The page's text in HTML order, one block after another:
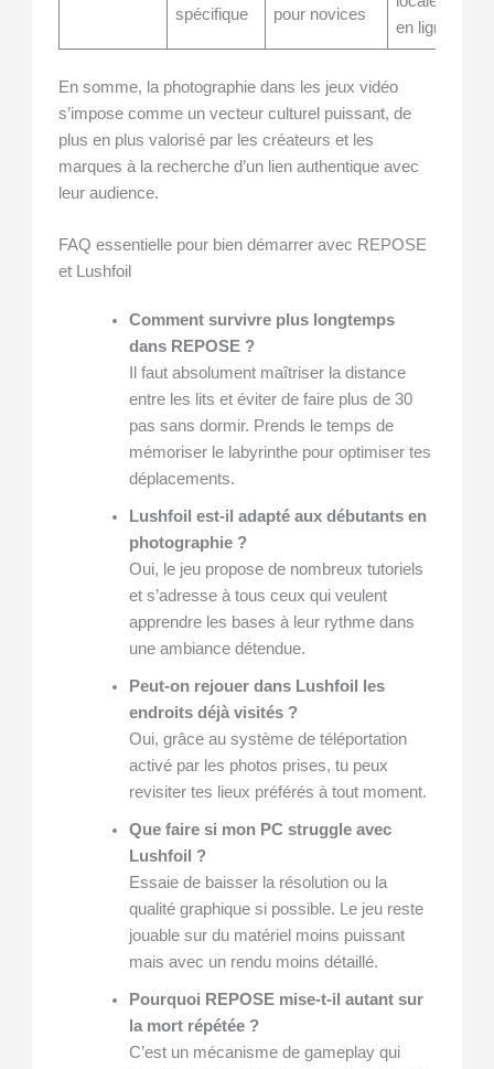
spécifique
pour novices
en ligne
En somme, la photographie dans les jeux vidéo
s’impose comme un vecteur culturel puissant, de
plus en plus valorisé par les créateurs et les
marques à la recherche d’un lien authentique avec
leur audience.
FAQ essentielle pour bien démarrer avec REPOSE
et Lushfoil
Comment survivre plus longtemps
dans REPOSE ?
Il faut absolument maîtriser la distance
entre les lits et éviter de faire plus de 30
pas sans dormir. Prends le temps de
mémoriser le labyrinthe pour optimiser tes
déplacements.
Lushfoil est-il adapté aux débutants en
photographie ?
Oui, le jeu propose de nombreux tutoriels
et s’adresse à tous ceux qui veulent
apprendre les bases à leur rythme dans
une ambiance détendue.
Peut-on rejouer dans Lushfoil les
endroits déjà visités ?
Oui, grâce au système de téléportation
activé par les photos prises, tu peux
revisiter tes lieux préférés à tout moment.
Que faire si mon PC struggle avec
Lushfoil ?
Essaie de baisser la résolution ou la
qualité graphique si possible. Le jeu reste
jouable sur du matériel moins puissant
mais avec un rendu moins détaillé.
Pourquoi REPOSE mise-t-il autant sur
la mort répétée ?
C’est un mécanisme de gameplay qui